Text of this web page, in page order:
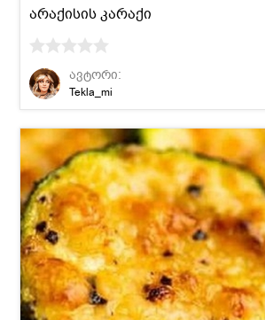
არაქისის კარაქი
ავტორი:
Tekla_mi